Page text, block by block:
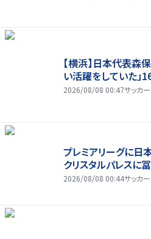
【横浜】日本代表森
い活躍をしていた
2026/08/08 00:47サッカー
プレミアリーグに日
クリスタルパレスに
2026/08/08 00:44サッカー